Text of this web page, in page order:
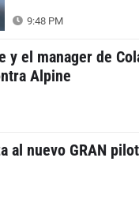
9:48 PM
y el manager de
Alpine
al nuevo GRAN